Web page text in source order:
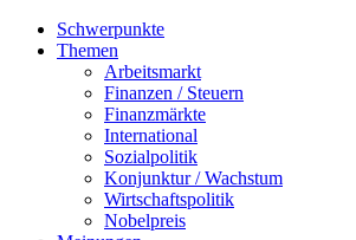
Schwerpunkte
Themen
Arbeitsmarkt
Finanzen / Steuern
Finanzmärkte
International
Sozialpolitik
Konjunktur / Wachstum
Wirtschaftspolitik
Nobelpreis